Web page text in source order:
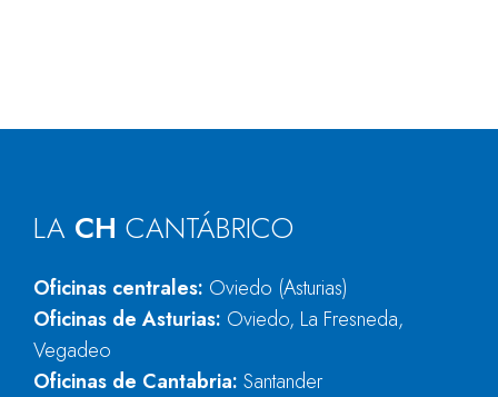
LA CH CANTÁBRICO
Oficinas centrales: Oviedo (Asturias)
Oficinas de Asturias: Oviedo, La Fresneda,
Vegadeo
Oficinas de Cantabria: Santander